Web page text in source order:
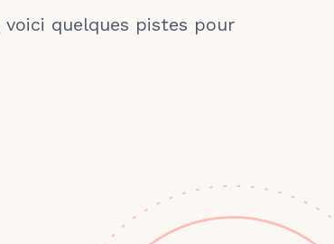
quelques pistes pour